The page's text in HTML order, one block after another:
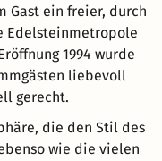
Gast ein freier, durch
Edelsteinmetropole
1994 wurde
liebevoll
gerecht.
die den Stil des
wie die vielen